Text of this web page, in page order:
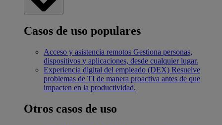
Casos de uso populares
Acceso y asistencia remotos Gestiona personas,
dispositivos y aplicaciones, desde cualquier lugar.
Experiencia digital del empleado (DEX) Resuelve
problemas de TI de manera proactiva antes de que
impacten en la productividad.
Otros casos de uso